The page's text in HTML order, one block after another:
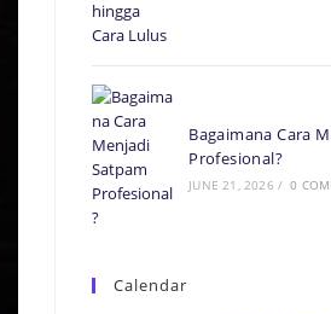
Bagaimana Cara
Profesional?
JUNE 21, 2026 / 0
Calendar